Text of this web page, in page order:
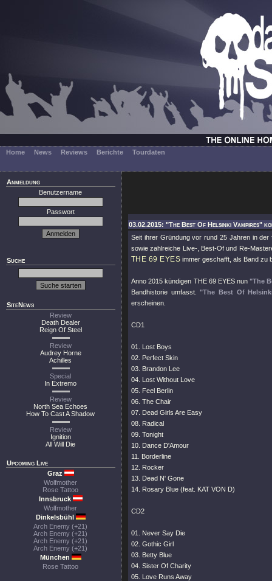
Home News Reviews Berichte Tourdaten
Anmeldung
Benutzername
Passwort
Suche
SiteNews
Review
Death Dealer
Reign Of Steel
Review
Audrey Horne
Achilles
Special
In Extremo
Review
North Sea Echoes
How To Cast A Shadow
Review
Ignition
All Will Die
Upcoming Live
Graz
Wolfmother
Rose Tattoo
Innsbruck
Wolfmother
Dinkelsbühl
Arch Enemy (+21)
Arch Enemy (+21)
Arch Enemy (+21)
Arch Enemy (+21)
München
Rose Tattoo
03.02.2015: "The Best Of Helsinki Vampires"
Seit ihrer Gründung vor rund 25 Jahren in
sowie zahlreiche Live-, Best-Of und Re-
THE 69 EYES immer geschafft, als Band zu
Anno 2015 kündigen THE 69 EYES nun"The
Bandhistorie umfasst."The Best Of
erscheinen.
CD1
01. Lost Boys
02. Perfect Skin
03. Brandon Lee
04. Lost Without Love
05. Feel Berlin
06. The Chair
07. Dead Girls Are Easy
08. Radical
09. Tonight
10. Dance D'Amour
11. Borderline
12. Rocker
13. Dead N' Gone
14. Rosary Blue (feat. KAT VON D)
CD2
01. Never Say Die
02. Gothic Girl
03. Betty Blue
04. Sister Of Charity
05. Love Runs Away